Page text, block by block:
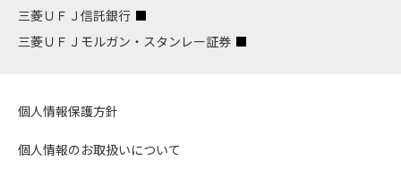
三菱ＵＦＪ信託銀行
三菱ＵＦＪモルガン・スタンレー証券
個人情報保護方針
個人情報のお取扱いについて